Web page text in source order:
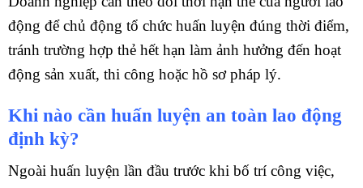
động để chủ động tổ chức huấn luyện đúng thời điểm,
tránh trường hợp thẻ hết hạn làm ảnh hưởng đến hoạt
động sản xuất, thi công hoặc hồ sơ pháp lý.
Khi nào cần huấn luyện an toàn lao động
định kỳ?
Ngoài huấn luyện lần đầu trước khi bố trí công việc,